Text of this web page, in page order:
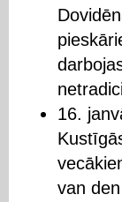
16.
van